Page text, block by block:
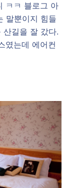
ㅋㅋ 블로그 아
말뿐이지 힘들
산길을 잘 갔다.
였는데 에어컨